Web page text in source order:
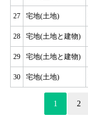
27 宅地(土地)
28 宅地(土地と建物)
29 宅地(土地と建物)
30 宅地(土地)
1 2